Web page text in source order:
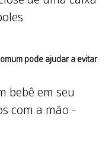
pode ajudar a evitar